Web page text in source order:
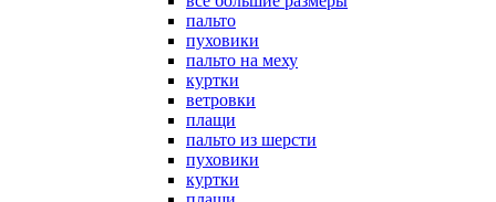
пальто
пуховики
пальто на меху
куртки
ветровки
плащи
пальто из шерсти
пуховики
куртки